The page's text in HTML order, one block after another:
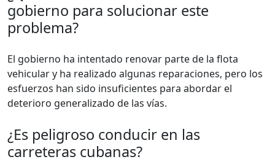
gobierno para solucionar este
problema?
El gobierno ha intentado renovar parte de la flota
vehicular y ha realizado algunas reparaciones, pero los
esfuerzos han sido insuficientes para abordar el
deterioro generalizado de las vías.
¿Es peligroso conducir en las
carreteras cubanas?